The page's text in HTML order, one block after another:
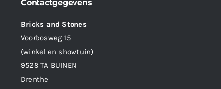
Contactgegevens
Bricks and Stones
Voorbosweg 15
(winkel en showtuin)
9528 TA BUINEN
Drenthe